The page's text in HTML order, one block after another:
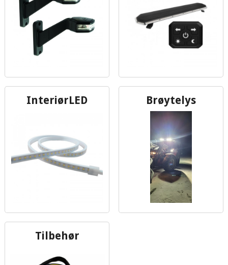
InteriørLED Brøytelys
Tilbehør